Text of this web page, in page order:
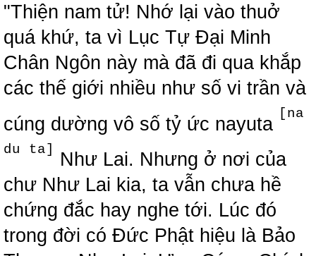
"Thiện nam tử! Nhớ lại vào thuở
quá khứ, ta vì Lục Tự Đại Minh
Chân Ngôn này mà đã đi qua khắp
các thế giới nhiều như số vi trần và
cúng dường vô số tỷ ức nayuta [na
du ta]
Như Lai. Nhưng ở nơi của
chư Như Lai kia, ta vẫn chưa hề
chứng đắc hay nghe tới. Lúc đó
trong đời có Đức Phật hiệu là Bảo